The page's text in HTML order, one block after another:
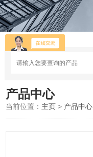
产品中心
当前位置： 主页 > 产品中心